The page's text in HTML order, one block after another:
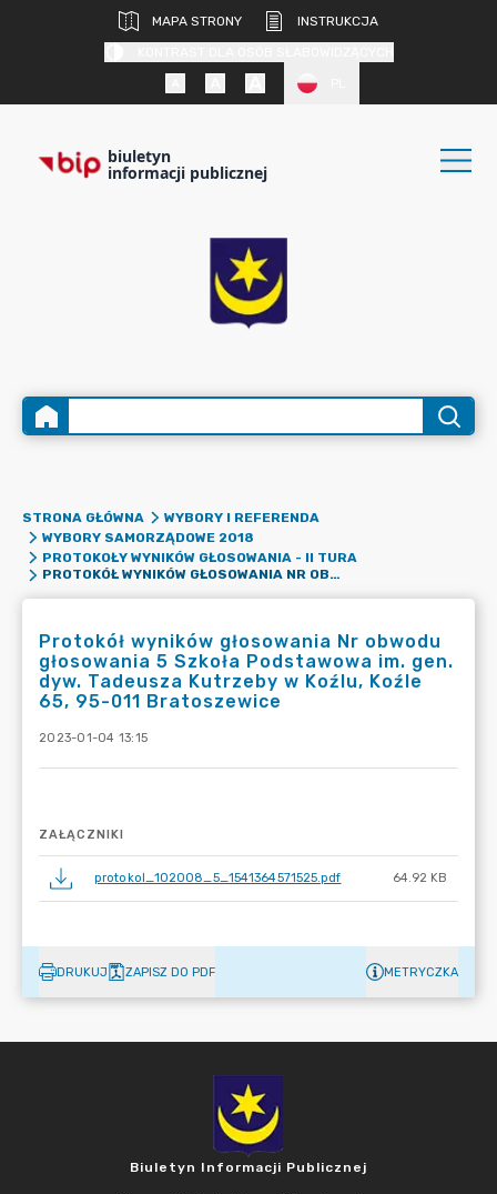
MAPA STRONY
INSTRUKCJA
biuletyn
informacji publicznej
STRONA GŁÓWNA
WYBORY I REFERENDA
WYBORY SAMORZĄDOWE 2018
PROTOKOŁY WYNIKÓW GŁOSOWANIA - II TURA
PROTOKÓŁ WYNIKÓW GŁOSOWANIA NR OBWODU GŁOSOWANIA 5 SZKOŁA PODSTAWOWA IM. GEN. DYW. TADEUSZA KUTRZEBY W KOŹLU, KOŹLE 65, 95-011 BRATOSZEWICE
Protokół wyników głosowania Nr obwodu
głosowania 5 Szkoła Podstawowa im. gen.
dyw. Tadeusza Kutrzeby w Koźlu, Koźle
65, 95-011 Bratoszewice
2023-01-04 13:15
ZAŁĄCZNIKI
protokol_102008_5_1541364571525.pdf 64.92 KB
DRUKUJ ZAPISZ DO PDF METRYCZKA
Biuletyn Informacji Publicznej